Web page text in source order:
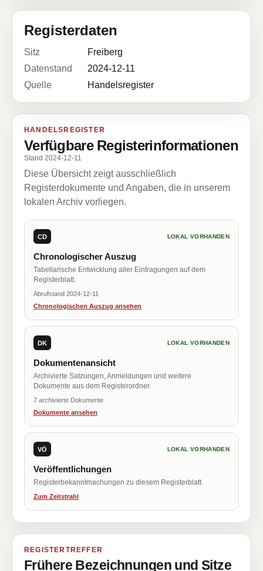
Registerdaten
Sitz
Freiberg
Datenstand
2024-12-11
Quelle
Handelsregister
HANDELSREGISTER
Verfügbare Registerinformationen
Stand 2024-12-11
Diese Übersicht zeigt ausschließlich
Registerdokumente und Angaben, die in unserem
lokalen Archiv vorliegen.
CD LOKAL VORHANDEN
Chronologischer Auszug
Tabellarische Entwicklung aller Eintragungen auf dem
Registerblatt.
Abrufstand 2024-12-11
Chronologischen Auszug ansehen
DK LOKAL VORHANDEN
Dokumentenansicht
Archivierte Satzungen, Anmeldungen und weitere
Dokumente aus dem Registerordner.
7 archivierte Dokumente
Dokumente ansehen
VÖ LOKAL VORHANDEN
Veröffentlichungen
Registerbekanntmachungen zu diesem Registerblatt.
Zum Zeitstrahl
REGISTERTREFFER
Frühere Bezeichnungen und Sitze